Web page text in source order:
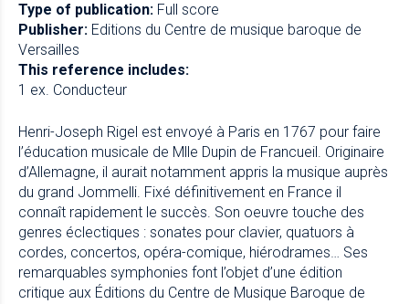
Type of publication: Full score
Publisher: Editions du Centre de musique baroque de
Versailles
This reference includes:
1 ex. Conducteur
Henri-Joseph Rigel est envoyé à Paris en 1767 pour faire
l’éducation musicale de Mlle Dupin de Francueil. Originaire
d’Allemagne, il aurait notamment appris la musique auprès
du grand Jommelli. Fixé définitivement en France il
connaît rapidement le succès. Son oeuvre touche des
genres éclectiques : sonates pour clavier, quatuors à
cordes, concertos, opéra-comique, hiérodrames… Ses
remarquables symphonies font l’objet d’une édition
critique aux Éditions du Centre de Musique Baroque de